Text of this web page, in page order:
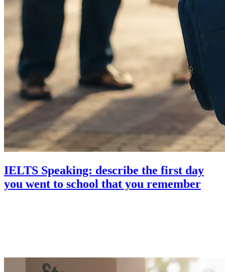
IELTS Speaking: describe the first day
you went to school that you remember